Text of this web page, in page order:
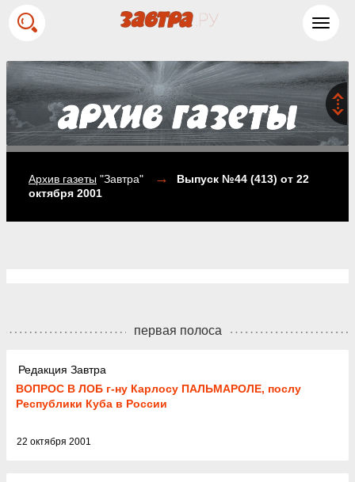
Архив газеты "Завтра" → Выпуск №44 (413) от 22
октября 2001
первая полоса
Редакция Завтра
ВОПРОС В ЛОБ г-ну Карлосу ПАЛЬМАРОЛЕ, послу
Республики Куба в России
22 октября 2001